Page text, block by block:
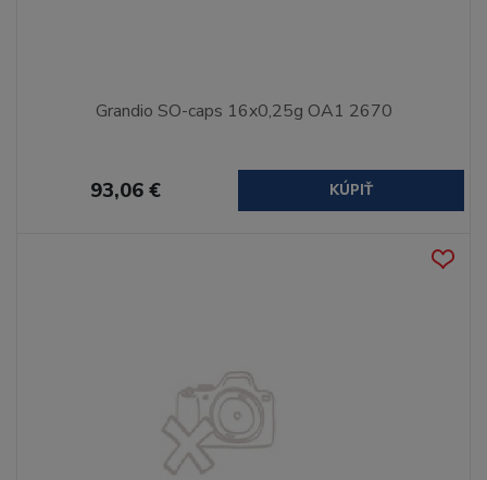
Grandio SO-caps 16x0,25g OA1 2670
93,06 € KÚPIŤ